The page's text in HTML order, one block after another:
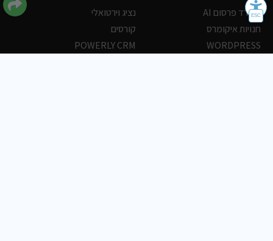
משרד פרסום AI
חנויות איקומרס
WORDPRESS
נציג וירטואלי
קורסים
POWERLY CRM